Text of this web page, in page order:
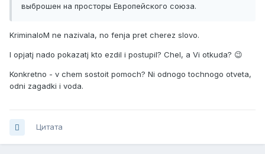
выброшен на просторы Европейского союза.
KriminaloM ne nazivala, no fenja pret cherez slovo.
I opjatj nado pokazatj kto ezdil i postupil? Chel, a Vi otkuda? 😉
Konkretno - v chem sostoit pomoch? Ni odnogo tochnogo otveta,
odni zagadki i voda.
Цитата